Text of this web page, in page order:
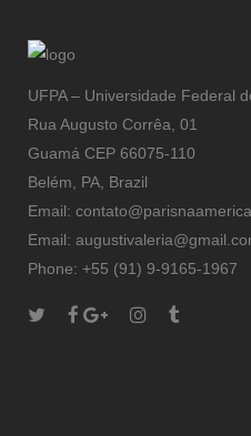
UFPA – Universidade Federal
Rua Augusto Corrêa, 01
Guamá CEP 66075-110
Belém, PA, Brazil
Email:
Email:
Phone: +55 (91) 9-9165-1967